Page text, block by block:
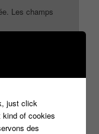
Les champs
just click
of cookies
des